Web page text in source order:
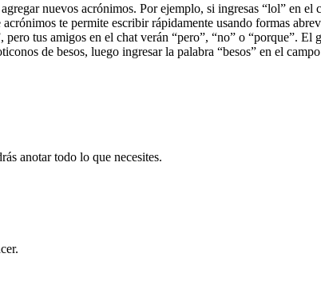
nuevos acrónimos. Por ejemplo, si ingresas “lol” en
te permite escribir rápidamente usando formas
tus amigos en el chat verán “pero”, “no” o “porque”.
de besos, luego ingresar la palabra “besos” en el
anotar todo lo que necesites.